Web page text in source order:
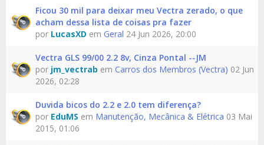
Ficou 30 mil para deixar meu Vectra zerado, o que
acham dessa lista de coisas pra fazer
por LucasXD em Geral 24 Jun 2026, 20:00
Vectra GLS 99/00 2.2 8v, Cinza Pontal --JM
por jm_vectrab em Carros dos Membros (Vectra) 02 Jun
2026, 02:28
Duvida bicos do 2.2 e 2.0 tem diferença?
por EduMS em Manutenção, Mecânica & Elétrica 03 Mai
2015, 01:06